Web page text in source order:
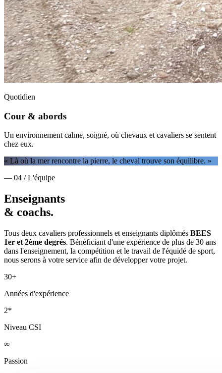
Quotidien
Cour & abords
Un environnement calme, soigné, où chevaux et cavaliers se sentent
chez eux.
« Là où la mer rencontre la pierre, le cheval trouve son équilibre. »
— 04 / L'équipe
Enseignants
& coachs.
Tous deux cavaliers professionnels et enseignants diplômés BEES
1er et 2ème degrés. Bénéficiant d'une expérience de plus de 30 ans
dans l'enseignement, la compétition et le travail de l'équidé de sport,
nous serons à votre service afin de développer votre projet.
30+
Années d'expérience
2*
Niveau CSI
∞
Passion